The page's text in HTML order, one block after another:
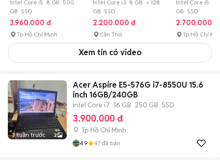
8GB/256GB/17.3inch cũ
Intel Core i5 8 GB 500
GB SSD
3.960.000 đ
Tp Hồ Chí Minh
Intel Core i3 8 GB < 128
GB SSD
2.200.000 đ
Cần Thơ
sử dụng
Intel Core i5 8
GB SSD
2.700.000 đ
Tp Hồ Chí
Xem tin có video
3 tuần trước 2
Acer Aspire E5-576G i7-8550U 15.6
inch 16GB/240GB
Intel Core i7 16 GB 250 GB SSD
3.900.000 đ
Tp Hồ Chí Minh
4.9 47 đã bán